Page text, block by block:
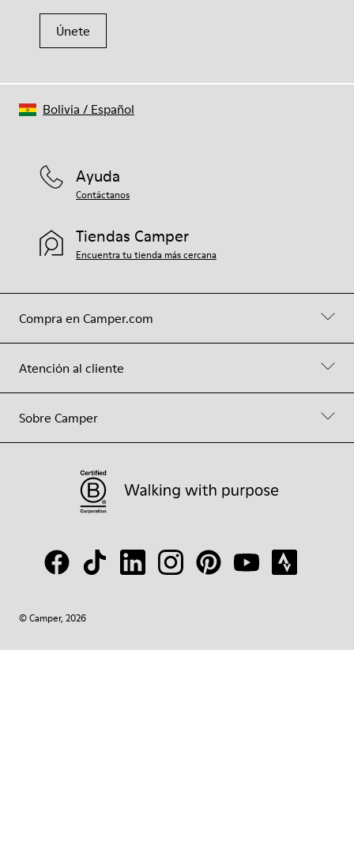
Únete
Compra en Camper.com
Atención al cliente
Sobre Camper
Ayuda
Contáctanos
Tiendas Camper
Encuentra tu tienda más cercana
© Camper, 2026
Bolivia / Español